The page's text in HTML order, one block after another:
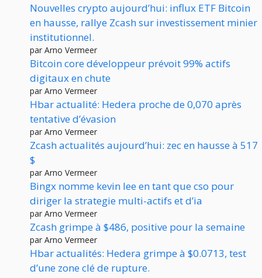
Nouvelles crypto aujourd’hui: influx ETF Bitcoin
en hausse, rallye Zcash sur investissement minier
institutionnel.
par Arno Vermeer
Bitcoin core développeur prévoit 99% actifs
digitaux en chute
par Arno Vermeer
Hbar actualité: Hedera proche de 0,070 après
tentative d’évasion
par Arno Vermeer
Zcash actualités aujourd’hui: zec en hausse à 517
$
par Arno Vermeer
Bingx nomme kevin lee en tant que cso pour
diriger la strategie multi-actifs et d’ia
par Arno Vermeer
Zcash grimpe à $486, positive pour la semaine
par Arno Vermeer
Hbar actualités: Hedera grimpe à $0.0713, test
d’une zone clé de rupture.